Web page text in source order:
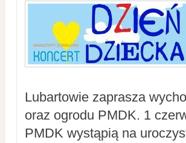
Lubartowie zaprasza
oraz ogrodu PMDK. 1
PMDK wystąpią na